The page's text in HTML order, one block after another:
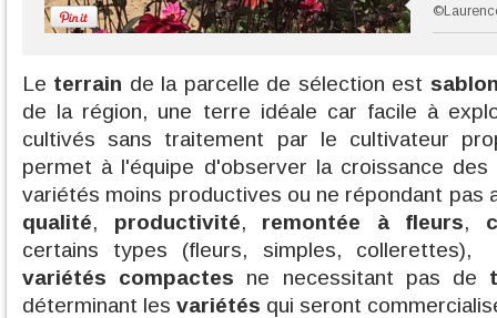
Le terrain de la parcelle de sélection est
de la région, une terre idéale car facile à
cultivés sans traitement par le cultivateur
permet à l'équipe d'observer la croissance des
variétés moins productives ou ne répondant pas
qualité, productivité, remontée à fleurs,
certains types (fleurs, simples,
variétés compactes ne necessitant pas de
déterminant les variétés qui seront